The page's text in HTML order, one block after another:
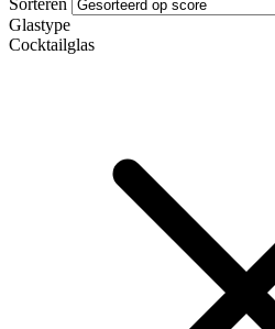
Sorteren
Glastype
Cocktailglas